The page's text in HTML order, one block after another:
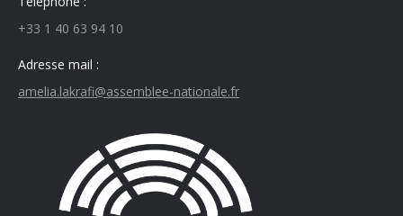
+33 1 40 63 94 10
Adresse mail :
amelia.lakrafi@assemblee-nationale.fr